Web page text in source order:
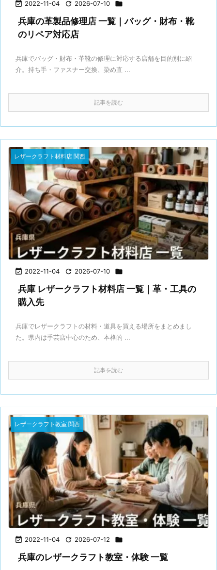
 2022-11-04  2026-07-10 
兵庫の革製品修理店 一覧｜バッグ・財布・靴
のリペア対応店
兵庫でバッグ・財布・革靴の修理に対応する店舗を目的別に紹
介。持ち手・ファスナー交換、染め直 ...
記事を読む
 2022-11-04  2026-07-10 
レザークラフト材料店 関西
兵庫 レザークラフト材料店 一覧｜革・工具の
購入先
兵庫でレザークラフトの材料・道具を買える場所をまとめまし
た。県内は手芸店中心のため、本格的 ...
記事を読む
 2022-11-04  2026-07-12 
レザークラフト教室 関西
兵庫のレザークラフト教室・体験 一覧